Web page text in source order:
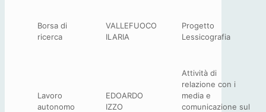
Borsa di
ricerca
VALLEFUOCO
ILARIA
Progetto
Lessicografia
Lavoro
autonomo
EDOARDO
IZZO
Attività di
relazione con i
media e
comunicazione sul